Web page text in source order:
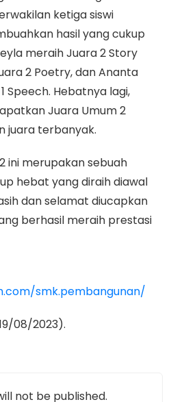
ketiga siswi
hasil yang cukup
meraih Juara 2 Story
2 Poetry, dan Ananta
Speech. Hebatnya lagi,
Juara Umum 2
juara terbanyak.
ini merupakan sebuah
hebat yang diraih diawal
dan selamat diucapkan
berhasil meraih prestasi
smk.pembangunan/
08/2023).
not be published.